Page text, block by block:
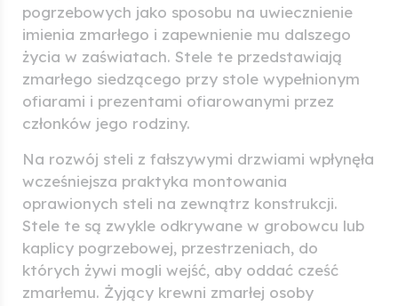
pogrzebowych jako sposobu na uwiecznienie
imienia zmarłego i zapewnienie mu dalszego
życia w zaświatach. Stele te przedstawiają
zmarłego siedzącego przy stole wypełnionym
ofiarami i prezentami ofiarowanymi przez
członków jego rodziny.
Na rozwój steli z fałszywymi drzwiami wpłynęła
wcześniejsza praktyka montowania
oprawionych steli na zewnątrz konstrukcji.
Stele te są zwykle odkrywane w grobowcu lub
kaplicy pogrzebowej, przestrzeniach, do
których żywi mogli wejść, aby oddać cześć
zmarłemu. Żyjący krewni zmarłej osoby